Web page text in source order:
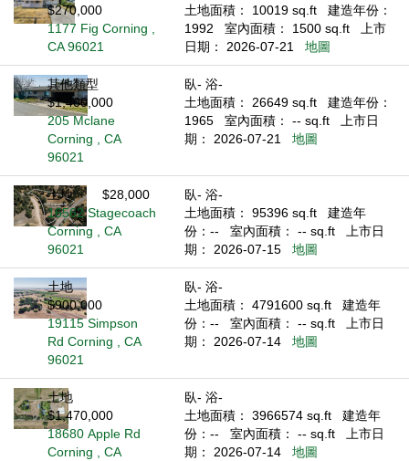
$270,000
1177 Fig Corning ,
CA 96021
土地面積： 10019 sq.ft
建造年份：
1992
室內面積： 1500 sq.ft
上市
日期： 2026-07-21
地圖
其他類型
$1,400,000
205 Mclane
Corning , CA
96021
臥- 浴-
土地面積： 26649 sq.ft
建造年份：
1965
室內面積： -- sq.ft
上市日
期： 2026-07-21
地圖
土地
$28,000
16562 Stagecoach
Corning , CA
96021
臥- 浴-
土地面積： 95396 sq.ft
建造年
份：--
室內面積： -- sq.ft
上市日
期： 2026-07-15
地圖
土地
$900,000
19115 Simpson
Rd Corning , CA
96021
臥- 浴-
土地面積： 4791600 sq.ft
建造年
份：--
室內面積： -- sq.ft
上市日
期： 2026-07-14
地圖
土地
$1,470,000
18680 Apple Rd
Corning , CA
臥- 浴-
土地面積： 3966574 sq.ft
建造年
份：--
室內面積： -- sq.ft
上市日
期： 2026-07-14
地圖